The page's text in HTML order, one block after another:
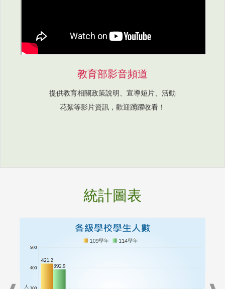
教育部影音頻道
提供教育相關政策說明、宣導短片、活動
花絮等影片資訊，歡迎踴躍收看！
統計圖表